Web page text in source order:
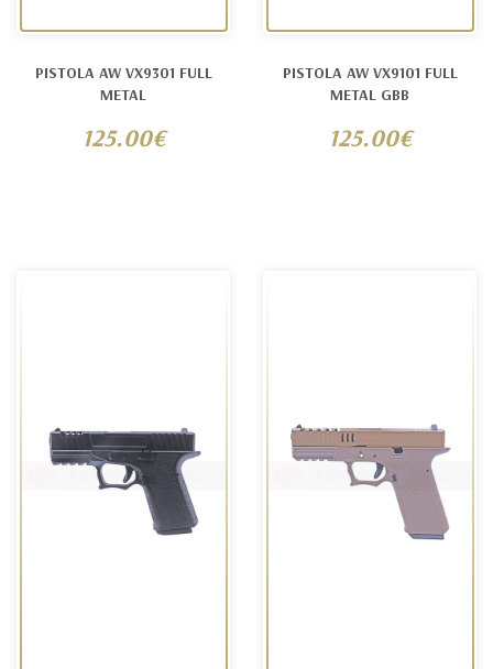
PISTOLA AW VX9301 FULL
METAL
125.00€
PISTOLA AW VX9101 FULL
METAL GBB
125.00€